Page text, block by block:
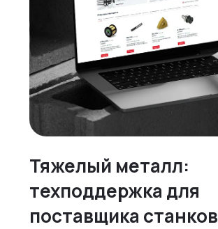
Тяжелый металл:
техподдержка для
поставщика станков